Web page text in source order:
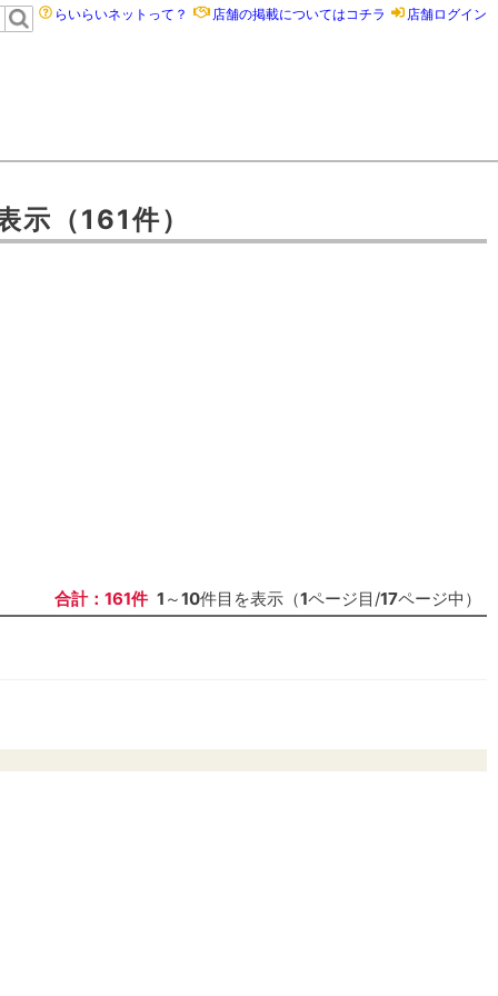
らいらいネットって？ 店舗の掲載についてはコチラ 店舗ログイン
示 （161件）
合計：161件 1 ～10件目を表示（1ページ目/17ページ中）